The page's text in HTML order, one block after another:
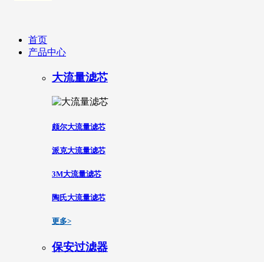
首页
产品中心
大流量滤芯
颇尔大流量滤芯
派克大流量滤芯
3M大流量滤芯
陶氏大流量滤芯
更多>
保安过滤器